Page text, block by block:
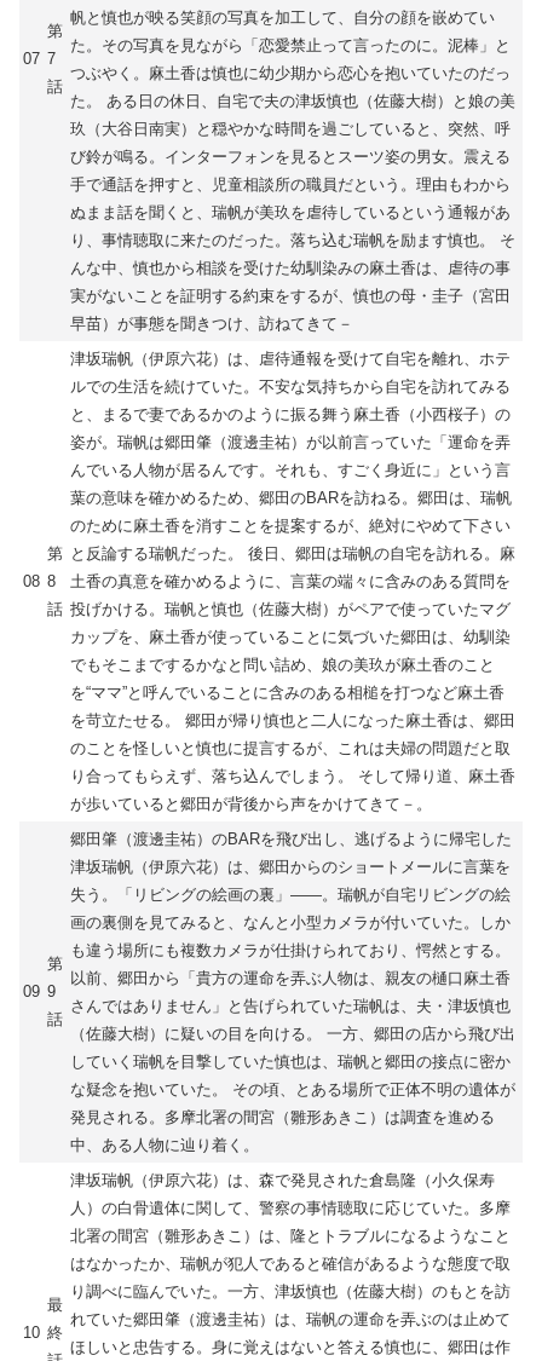
07
第
7
話
帆と慎也が映る笑顔の写真を加工して、自分の顔を嵌めてい
た。その写真を見ながら「恋愛禁止って言ったのに。泥棒」と
つぶやく。麻土香は慎也に幼少期から恋心を抱いていたのだっ
た。 ある日の休日、自宅で夫の津坂慎也（佐藤大樹）と娘の美
玖（大谷日南実）と穏やかな時間を過ごしていると、突然、呼
び鈴が鳴る。インターフォンを見るとスーツ姿の男女。震える
手で通話を押すと、児童相談所の職員だという。理由もわから
ぬまま話を聞くと、瑞帆が美玖を虐待しているという通報があ
り、事情聴取に来たのだった。落ち込む瑞帆を励ます慎也。 そ
んな中、慎也から相談を受けた幼馴染みの麻土香は、虐待の事
実がないことを証明する約束をするが、慎也の母・圭子（宮田
早苗）が事態を聞きつけ、訪ねてきて－
08
第
8
話
津坂瑞帆（伊原六花）は、虐待通報を受けて自宅を離れ、ホテ
ルでの生活を続けていた。不安な気持ちから自宅を訪れてみる
と、まるで妻であるかのように振る舞う麻土香（小西桜子）の
姿が。瑞帆は郷田肇（渡邊圭祐）が以前言っていた「運命を弄
んでいる人物が居るんです。それも、すごく身近に」という言
葉の意味を確かめるため、郷田のBARを訪ねる。郷田は、瑞帆
のために麻土香を消すことを提案するが、絶対にやめて下さい
と反論する瑞帆だった。 後日、郷田は瑞帆の自宅を訪れる。麻
土香の真意を確かめるように、言葉の端々に含みのある質問を
投げかける。瑞帆と慎也（佐藤大樹）がペアで使っていたマグ
カップを、麻土香が使っていることに気づいた郷田は、幼馴染
でもそこまでするかなと問い詰め、娘の美玖が麻土香のこと
を“ママ”と呼んでいることに含みのある相槌を打つなど麻土香
を苛立たせる。 郷田が帰り慎也と二人になった麻土香は、郷田
のことを怪しいと慎也に提言するが、これは夫婦の問題だと取
り合ってもらえず、落ち込んでしまう。 そして帰り道、麻土香
が歩いていると郷田が背後から声をかけてきて－。
09
第
9
話
郷田肇（渡邊圭祐）のBARを飛び出し、逃げるように帰宅した
津坂瑞帆（伊原六花）は、郷田からのショートメールに言葉を
失う。「リビングの絵画の裏」――。瑞帆が自宅リビングの絵
画の裏側を見てみると、なんと小型カメラが付いていた。しか
も違う場所にも複数カメラが仕掛けられており、愕然とする。
以前、郷田から「貴方の運命を弄ぶ人物は、親友の樋口麻土香
さんではありません」と告げられていた瑞帆は、夫・津坂慎也
（佐藤大樹）に疑いの目を向ける。 一方、郷田の店から飛び出
していく瑞帆を目撃していた慎也は、瑞帆と郷田の接点に密か
な疑念を抱いていた。 その頃、とある場所で正体不明の遺体が
発見される。多摩北署の間宮（雛形あきこ）は調査を進める
中、ある人物に辿り着く。
10
最
終
津坂瑞帆（伊原六花）は、森で発見された倉島隆（小久保寿
人）の白骨遺体に関して、警察の事情聴取に応じていた。多摩
北署の間宮（雛形あきこ）は、隆とトラブルになるようなこと
はなかったか、瑞帆が犯人であると確信があるような態度で取
り調べに臨んでいた。一方、津坂慎也（佐藤大樹）のもとを訪
れていた郷田肇（渡邊圭祐）は、瑞帆の運命を弄ぶのは止めて
ほしいと忠告する。身に覚えはないと答える慎也に、郷田は作